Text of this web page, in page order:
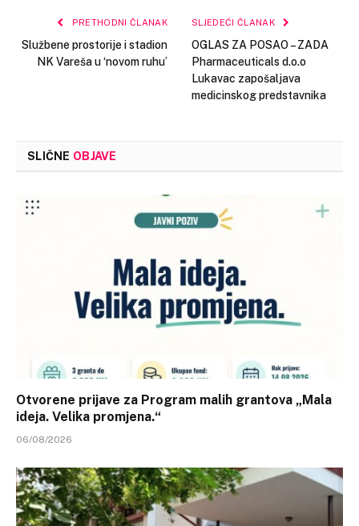
PRETHODNI ČLANAK
Službene prostorije i stadion
NK Vareša u ‘novom ruhu’
SLJEDEĆI ČLANAK
OGLAS ZA POSAO – ZADA
Pharmaceuticals d.o.o
Lukavac zapošaljava
medicinskog predstavnika
SLIČNE OBJAVE
Otvorene prijave za Program malih grantova „Mala
ideja. Velika promjena.“
06/08/2026